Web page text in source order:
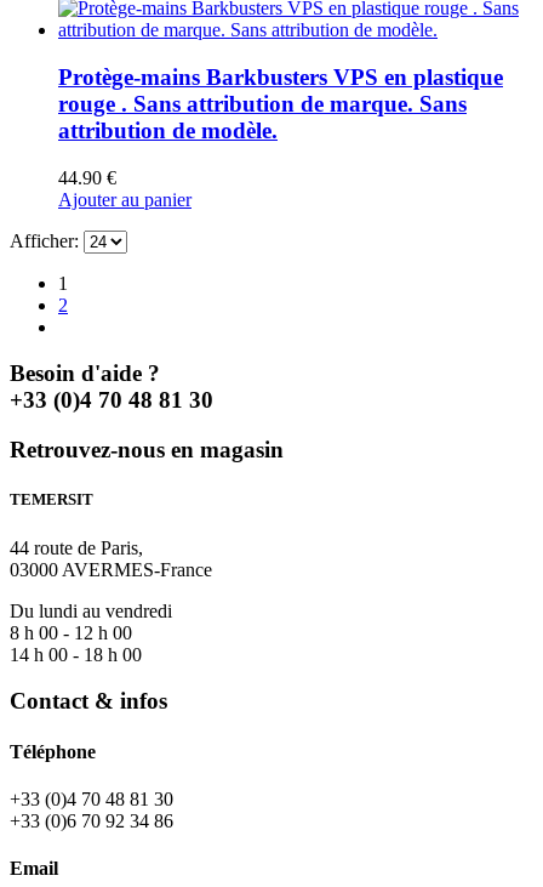
Protège-mains Barkbusters VPS en plastique
rouge . Sans attribution de marque. Sans
attribution de modèle.
44.90 €
Ajouter au panier
Afficher:
1
2
Besoin d'aide ?
+33 (0)4 70 48 81 30
Retrouvez-nous en magasin
TEMERSIT
44 route de Paris,
03000 AVERMES-France
Du lundi au vendredi
8 h 00 - 12 h 00
14 h 00 - 18 h 00
Contact & infos
Téléphone
+33 (0)4 70 48 81 30
+33 (0)6 70 92 34 86
Email